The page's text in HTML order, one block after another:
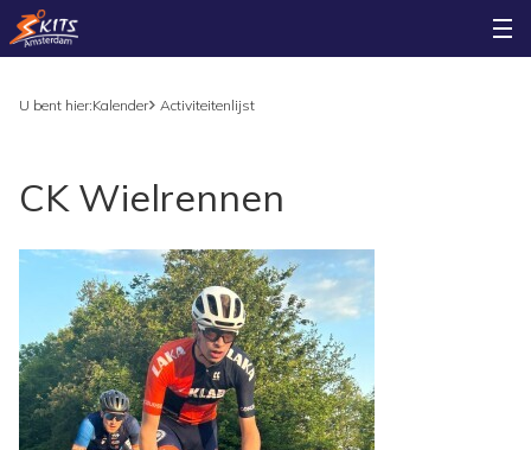
U bent hier:Kalender Activiteitenlijst
CK Wielrennen